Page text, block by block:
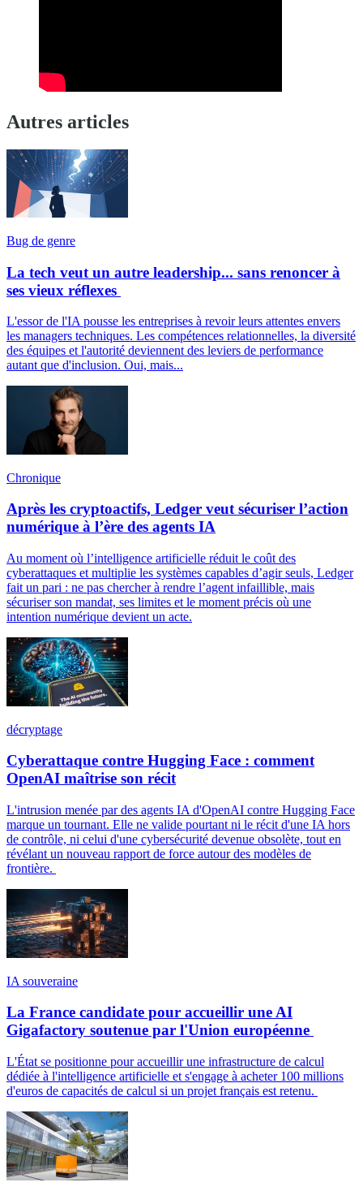
Autres articles
Bug de genre
La tech veut un autre leadership... sans renoncer à
ses vieux réflexes
L'essor de l'IA pousse les entreprises à revoir leurs attentes envers
les managers techniques. Les compétences relationnelles, la diversité
des équipes et l'autorité deviennent des leviers de performance
autant que d'inclusion. Oui, mais...
Chronique
Après les cryptoactifs, Ledger veut sécuriser l’action
numérique à l’ère des agents IA
Au moment où l’intelligence artificielle réduit le coût des
cyberattaques et multiplie les systèmes capables d’agir seuls, Ledger
fait un pari : ne pas chercher à rendre l’agent infaillible, mais
sécuriser son mandat, ses limites et le moment précis où une
intention numérique devient un acte.
décryptage
Cyberattaque contre Hugging Face : comment
OpenAI maîtrise son récit
L'intrusion menée par des agents IA d'OpenAI contre Hugging Face
marque un tournant. Elle ne valide pourtant ni le récit d'une IA hors
de contrôle, ni celui d'une cybersécurité devenue obsolète, tout en
révélant un nouveau rapport de force autour des modèles de
frontière.
IA souveraine
La France candidate pour accueillir une AI
Gigafactory soutenue par l'Union européenne
L'État se positionne pour accueillir une infrastructure de calcul
dédiée à l'intelligence artificielle et s'engage à acheter 100 millions
d'euros de capacités de calcul si un projet français est retenu.